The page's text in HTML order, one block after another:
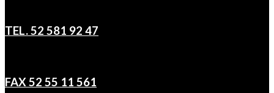
TEL. 52 581 92 47
FAX 52 55 11 561